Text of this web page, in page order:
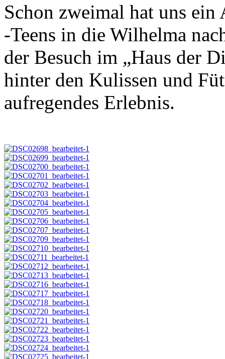
Schon zweimal hat uns
-Teens in die Wilhelma
der Besuch im „Haus der
hinter den Kulissen und
aufregendes Erlebnis.